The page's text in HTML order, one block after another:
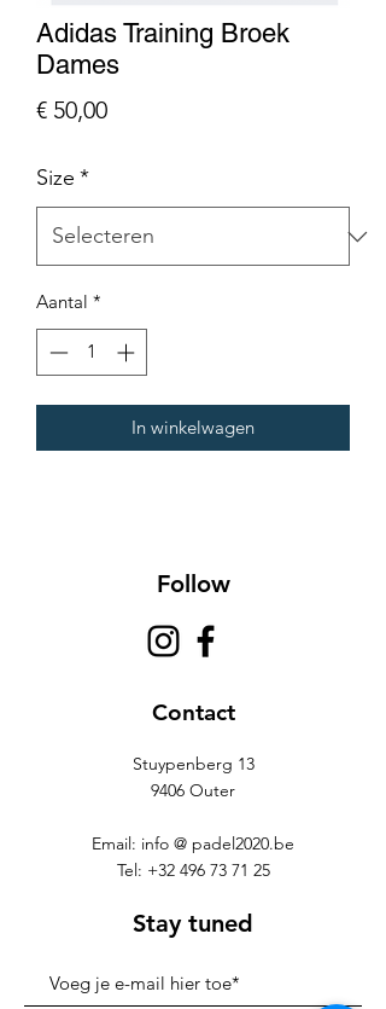
Adidas Training Broek
Dames
€ 50,00Prijs
Size *
Aantal *
In winkelwagen
Follow
Contact
Stuypenberg 13
9406 Outer
Email: info @ padel2020.be
Tel: +32 496 73 71 25
Stay tuned